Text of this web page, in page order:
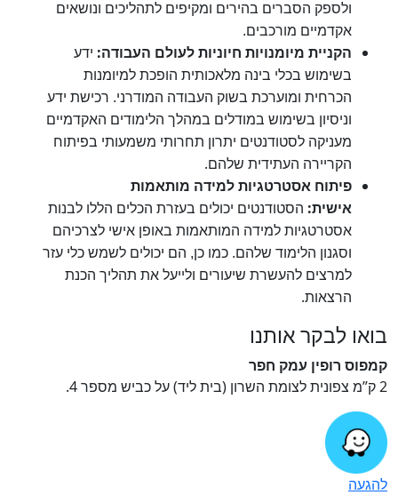
ולספק הסברים בהירים ומקיפים לתהליכים ונושאים
אקדמיים מורכבים.
הקניית מיומנויות חיוניות לעולם העבודה:ידע
בשימוש בכלי בינה מלאכותית הופכת למיומנות
הכרחית ומוערכת בשוק העבודה המודרני. רכישת ידע
וניסיון בשימוש במודלים במהלך הלימודים האקדמיים
מעניקה לסטודנטים יתרון תחרותי משמעותי בפיתוח
הקריירה העתידית שלהם.
פיתוח אסטרטגיות למידה מותאמות
אישית:ה סטודנטים יכולים בעזרת הכלים הללו לבנות
אסטרטגיות למידה המותאמות באופן אישי לצרכיהם
וסגנון הלימוד שלהם. כמו כן, הם יכולים לשמש כלי עזר
למרצים להעשרת שיעורים ולייעל את תהליך הכנת
הרצאות.
בואו לבקר אותנו
קמפוס רופין עמק חפר
להגעה